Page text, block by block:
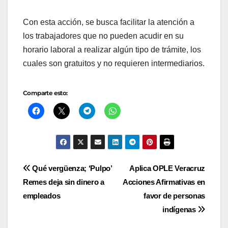
Con esta acción, se busca facilitar la atención a
los trabajadores que no pueden acudir en su
horario laboral a realizar algún tipo de trámite, los
cuales son gratuitos y no requieren intermediarios.
Comparte esto:
Navegación
de
Aplica OPLE Veracruz
Acciones Afirmativas en
favor de personas
indígenas
Qué vergüenza; ‘Pulpo’
Remes deja sin dinero a
empleados